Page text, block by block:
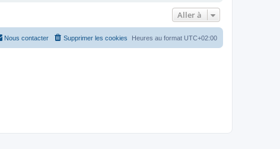
Aller à
Heures au format UTC+02:00
Supprimer les cookies
Nous contacter